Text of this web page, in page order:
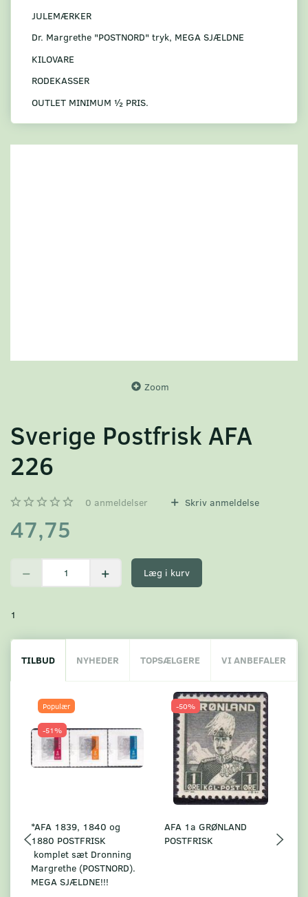
JULEMÆRKER
Dr. Margrethe "POSTNORD" tryk, MEGA SJÆLDNE
KILOVARE
RODEKASSER
OUTLET MINIMUM ½ PRIS.
Zoom
Sverige Postfrisk AFA
226
0 anmeldelser Skriv anmeldelse
47,75
Læg i kurv
1
TILBUD NYHEDER TOPSÆLGERE VI ANBEFALER
Populær
-51%
*AFA 1839, 1840 og
1880 POSTFRISK
komplet sæt Dronning
Margrethe (POSTNORD).
MEGA SJÆLDNE!!!
-50%
AFA 1a GRØNLAND
POSTFRISK